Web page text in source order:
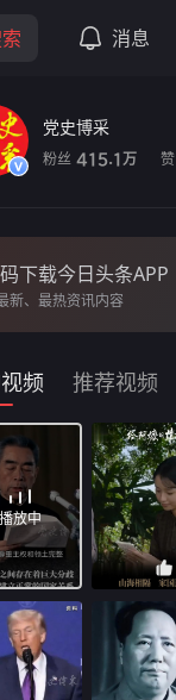
消息
党史博采
粉丝 415.1万 赞
下载今日头条APP
新、最热资讯内容
频 推荐视频
播放中